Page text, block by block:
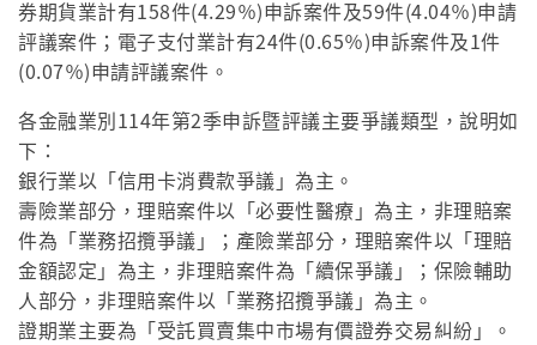
券期貨業計有158件(4.29％)申訴案件及59件(4.04％)申請
評議案件；電子支付業計有24件(0.65％)申訴案件及1件
(0.07％)申請評議案件。
各金融業別114年第2季申訴暨評議主要爭議類型，說明如
下：
銀行業以「信用卡消費款爭議」為主。
壽險業部分，理賠案件以「必要性醫療」為主，非理賠案
件為「業務招攬爭議」；產險業部分，理賠案件以「理賠
金額認定」為主，非理賠案件為「續保爭議」；保險輔助
人部分，非理賠案件以「業務招攬爭議」為主。
證期業主要為「受託買賣集中市場有價證券交易糾紛」。